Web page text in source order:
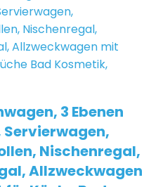
3 Ebenen
Servierwagen,
Nischenregal,
Allzweckwagen